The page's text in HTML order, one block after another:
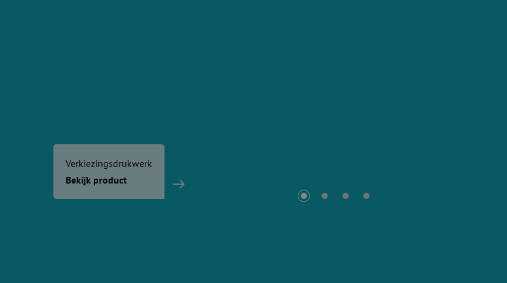
Verkiezingsdrukwerk
Bekijk product